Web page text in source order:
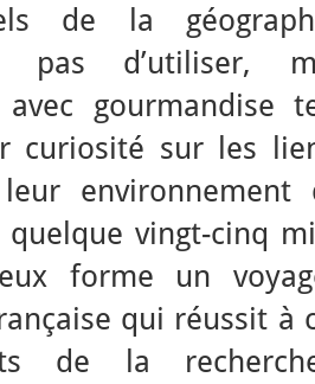
de la
pas d’utiliser,
avec gourmandise
curiosité sur les
environnement
quelque vingt-cinq
forme un
qui réussit à
de la